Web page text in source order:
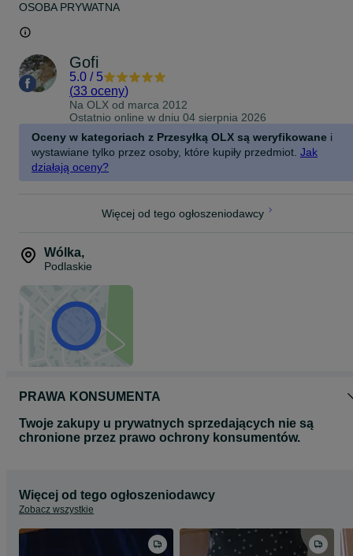
OSOBA PRYWATNA
Gofi
5.0 / 5
(33 oceny)
Na OLX od marca 2012
Ostatnio online w dniu 04 sierpnia 2026
Oceny w kategoriach z Przesyłką OLX są weryfikowane i
wystawiane tylko przez osoby, które kupiły przedmiot. Jak
działają oceny?
Więcej od tego ogłoszeniodawcy
Wólka,
Podlaskie
PRAWA KONSUMENTA
Twoje zakupy u prywatnych sprzedających nie są
chronione przez prawo ochrony konsumentów.
Więcej od tego ogłoszeniodawcy
Zobacz wszystkie